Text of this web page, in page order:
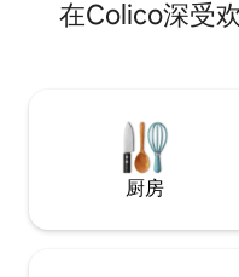
泉、Vergara
里）、Rincón（11 公里/7
订日期，请在我的个人资
的另一间小木屋。
在Colico深受
厨房